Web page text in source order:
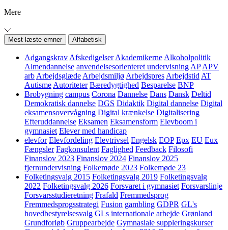
Mere
Mest læste emner Alfabetisk
Adgangskrav Afskedigelser Akademikerne Alkoholpolitik
Almendannelse anvendelsesorienteret undervisning AP APV
arb Arbejdsglæde Arbejdsmiljø Arbejdspres Arbejdstid AT
Autisme Autoriteter Bæredygtighed Besparelse BNP
Brobygning campus Corona Dannelse Dans Dansk Deltid
Demokratisk dannelse DGS Didaktik Digital dannelse Digital
eksamensovervågning Digital krænkelse Digitalisering
Efteruddannelse Eksamen Eksamensform Elevboom i
gymnasiet Elever med handicap
elevfor Elevfordeling Elevtrivsel Engelsk EOP Epx EU Eux
Fængsler Fagkonsulent Faglighed Feedback Filosofi
Finanslov 2023 Finanslov 2024 Finanslov 2025
fjernundervisning Folkemøde 2023 Folkemøde 23
Folketingsvalg 2015 Folketingsvalg 2019 Folketingsvalg
2022 Folketingsvalg 2026 Forsvaret i gymnasiet Forsvarslinje
Forsvarsstudieretning Frafald Fremmedsprog
Fremmedsprogsstrategi Fusion gambling GDPR GL's
hovedbestyrelsesvalg GLs internationale arbejde Grønland
Grundforløb Gruppearbejde Gymnasiale suppleringskurser